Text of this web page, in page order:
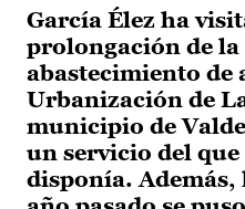
García Élez ha
prolongación de
abastecimiento de
Urbanización de
municipio de
un servicio del
disponía. Además,